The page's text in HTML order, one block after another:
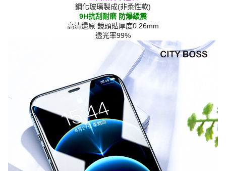
鋼化玻璃製成(非柔性款)
9H抗刮耐磨 防爆緩震
高清還原 鏡頭貼厚度0.26mm
透光率99%